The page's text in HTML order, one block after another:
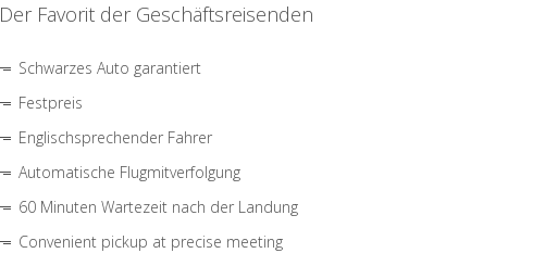
Der Favorit der Geschäftsreisenden
Schwarzes Auto garantiert
Festpreis
Englischsprechender Fahrer
Automatische Flugmitverfolgung
60 Minuten Wartezeit nach der Landung
Convenient pickup at precise meeting